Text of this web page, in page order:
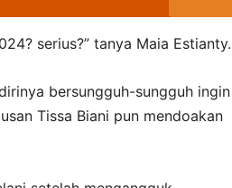
serius?” tanya Maia Estianty.
bersungguh-sungguh ingin
Tissa Biani pun mendoakan